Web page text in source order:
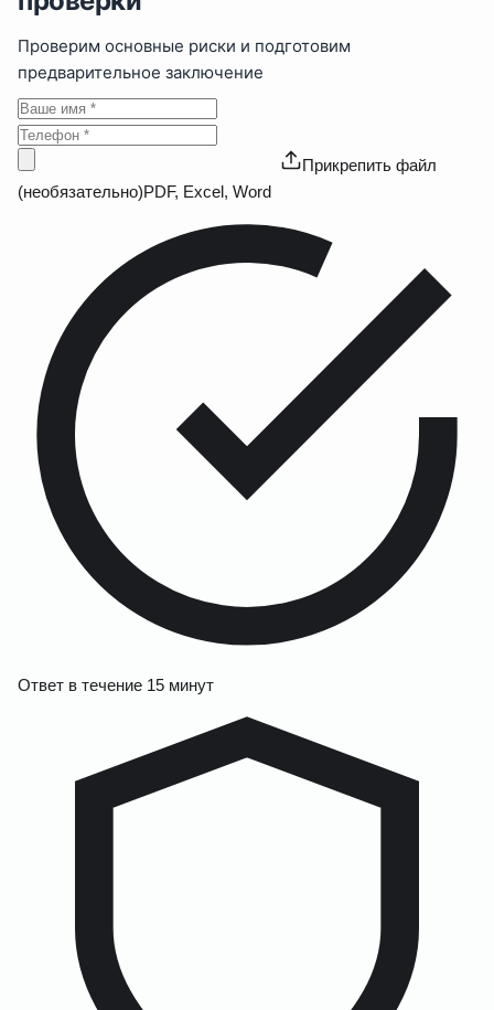
Проверим основные риски и подготовим
предварительное заключение
Прикрепить файл
(необязательно)PDF, Excel, Word
Ответ в течение 15 минут